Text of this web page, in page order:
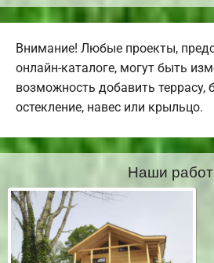
Внимание! Любые проекты,
онлайн-каталоге, могут быть
возможность добавить террасу,
остекление, навес или крыльцо.
Наши